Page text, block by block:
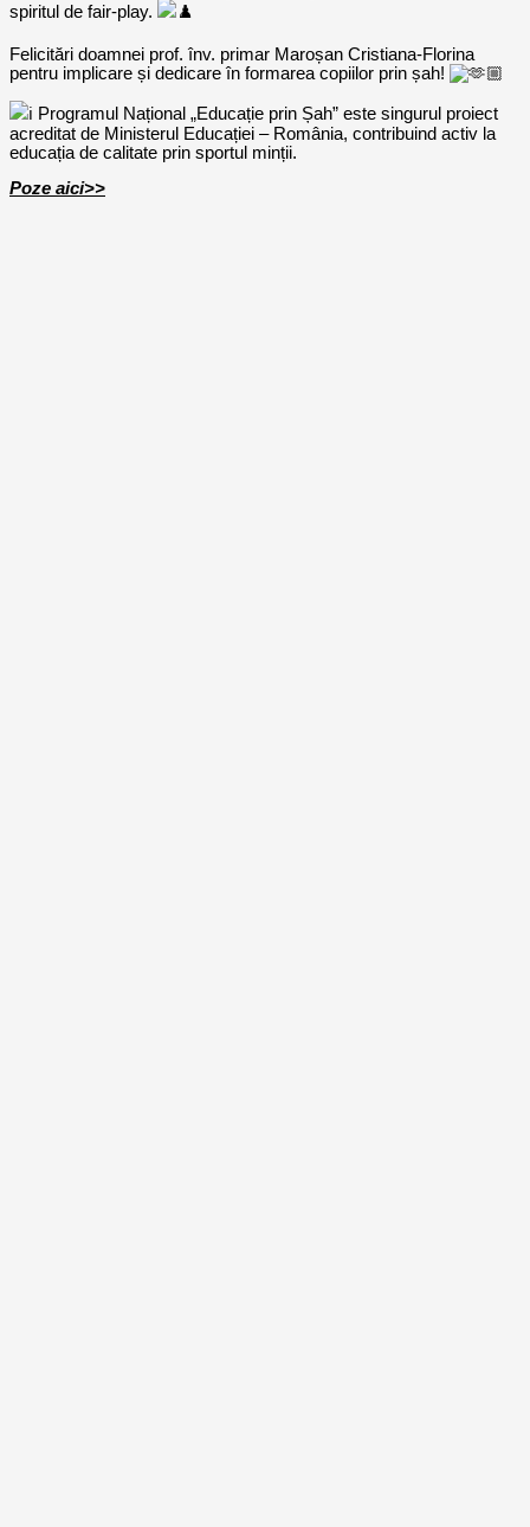
spiritul de fair-play.
Felicitări doamnei prof. înv. primar Maroșan Cristiana-Florina
pentru implicare și dedicare în formarea copiilor prin șah!
Programul Național „Educație prin Șah” este singurul proiect
acreditat de Ministerul Educației – România, contribuind activ la
educația de calitate prin sportul minții.
Poze aici>>